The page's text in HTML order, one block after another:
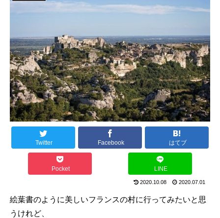
Twitter Facebook はてブ
Pocket LINE
2020.10.08 2020.07.01
絵葉書のように美しいフランスの村に行ってみたいと思
うけれど、